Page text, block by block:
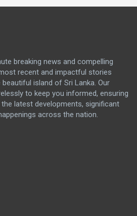
breaking news and compelling
recent and impactful stories
island of Sri Lanka. Our
to keep you informed, ensuring
latest developments, significant
across the nation.